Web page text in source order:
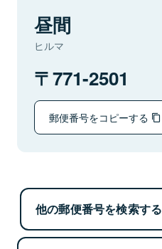
昼間
ヒルマ
771-2501
郵便番号をコピーする
他の郵便番号を検索する